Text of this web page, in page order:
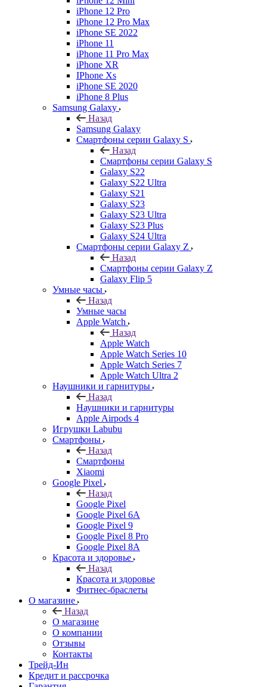
iPhone 12 Pro
iPhone 12 Pro Max
iPhone SE 2022
iPhone 11
iPhone 11 Pro Max
iPhone XR
IPhone Xs
iPhone SE 2020
iPhone 8 Plus
Samsung Galaxy
Назад
Samsung Galaxy
Смартфоны серии Galaxy S
Назад
Смартфоны серии Galaxy S
Galaxy S22
Galaxy S22 Ultra
Galaxy S21
Galaxy S23
Galaxy S23 Ultra
Galaxy S23 Plus
Galaxy S24 Ultra
Смартфоны серии Galaxy Z
Назад
Смартфоны серии Galaxy Z
Galaxy Flip 5
Умные часы
Назад
Умные часы
Apple Watch
Назад
Apple Watch
Apple Watch Series 10
Apple Watch Series 7
Apple Watch Ultra 2
Наушники и гарнитуры
Назад
Наушники и гарнитуры
Apple Airpods 4
Игрушки Labubu
Смартфоны
Назад
Смартфоны
Xiaomi
Google Pixel
Назад
Google Pixel
Google Pixel 6A
Google Pixel 9
Google Pixel 8 Pro
Google Pixel 8A
Красота и здоровье
Назад
Красота и здоровье
Фитнес-браслеты
О магазине
Назад
О магазине
О компании
Отзывы
Контакты
Трейд-Ин
Кредит и рассрочка